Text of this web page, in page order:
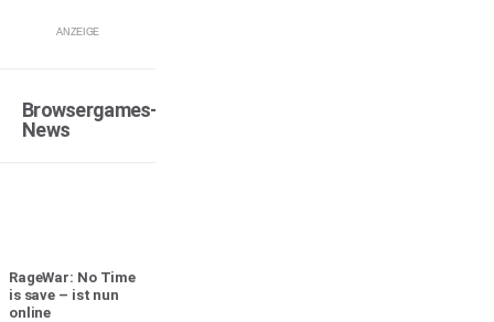
ANZEIGE
Browsergames-
News
RageWar: No Time
is save – ist nun
online